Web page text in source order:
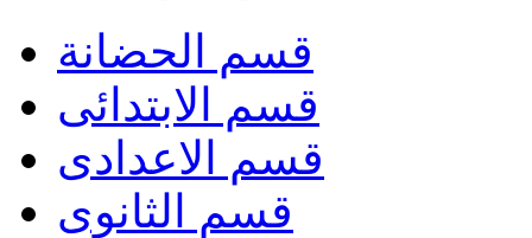
قسم الحضانة
قسم الابتدائى
قسم الاعدادى
قسم الثانوى